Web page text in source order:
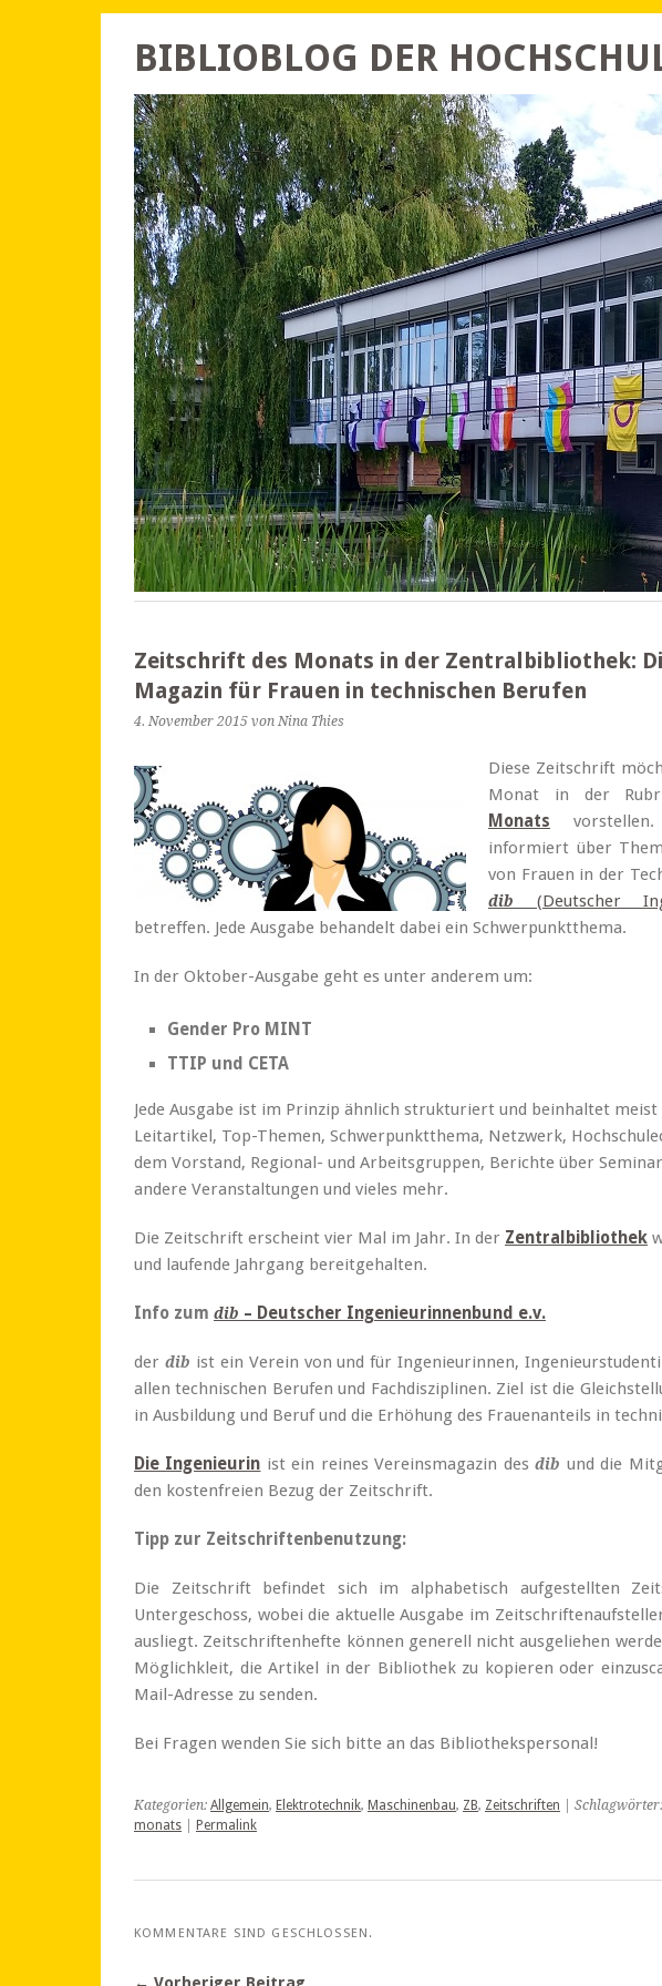
BIBLIOBLOG DER
Zeitschrift des Monats in der Zentralbibliothek:
Magazin für Frauen in technischen Berufen
4. November 2015 von Nina Thies
Diese Zeitschrift
Monat in der
Monats
informiert über
von Frauen in der
dib
(Deutscher
betreffen. Jede Ausgabe behandelt dabei ein Schwerpunktthema.
In der Oktober-Ausgabe geht es unter anderem um:
Gender Pro MINT
TTIP und CETA
Jede Ausgabe ist im Prinzip ähnlich strukturiert und beinhaltet meist
Leitartikel, Top-Themen, Schwerpunktthema, Netzwerk,
dem Vorstand, Regional- und Arbeitsgruppen, Berichte über
andere Veranstaltungen und vieles mehr.
Die Zeitschrift erscheint vier Mal im Jahr. In der Zentralbibliothek
und laufende Jahrgang bereitgehalten.
Info zum dib – Deutscher Ingenieurinnenbund e.v.
der dib ist ein Verein von und für Ingenieurinnen,
allen technischen Berufen und Fachdisziplinen. Ziel ist die
in Ausbildung und Beruf und die Erhöhung des Frauenanteils in
Die Ingenieurin ist ein reines Vereinsmagazin desdib und die
den kostenfreien Bezug der Zeitschrift.
Tipp zur Zeitschriftenbenutzung:
Die Zeitschrift befindet sich im alphabetisch aufgestellten
Untergeschoss, wobei die aktuelle Ausgabe im
ausliegt. Zeitschriftenhefte können generell nicht ausgeliehen
Möglichkleit, die Artikel in der Bibliothek zu kopieren oder
Mail-Adresse zu senden.
Bei Fragen wenden Sie sich bitte an das Bibliothekspersonal!
Kategorien: Allgemein, Elektrotechnik, Maschinenbau, ZB, Zeitschriften | Schlagwörter:
monats
Permalink
KOMMENTARE SIND GESCHLOSSEN.